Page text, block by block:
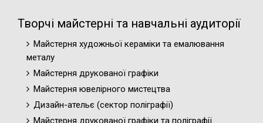
Творчі майстерні та навчальні аудиторії
Майстерня художньої кераміки та емалювання
металу
Майстерня друкованої графіки
Майстерня ювелірного мистецтва
Дизайн-ательє (cектор поліграфії)
Майстерня друкованої графіки та поліграфії